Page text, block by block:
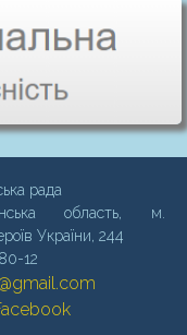
рада
область, м.
України, 244
12